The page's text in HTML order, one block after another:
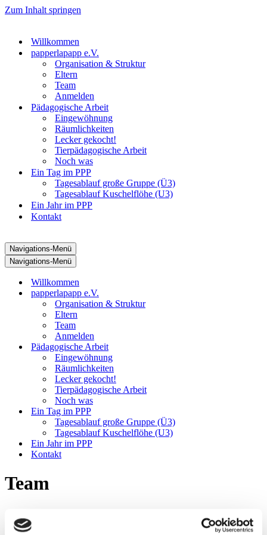
Zum Inhalt springen
Willkommen
papperlapapp e.V.
Organisation & Struktur
Eltern
Team
Anmelden
Pädagogische Arbeit
Eingewöhnung
Räumlichkeiten
Lecker gekocht!
Tierpädagogische Arbeit
Noch was
Ein Tag im PPP
Tagesablauf große Gruppe (Ü3)
Tagesablauf Kuschelflöhe (U3)
Ein Jahr im PPP
Kontakt
Navigations-Menü
Navigations-Menü
Willkommen
papperlapapp e.V.
Organisation & Struktur
Eltern
Team
Anmelden
Pädagogische Arbeit
Eingewöhnung
Räumlichkeiten
Lecker gekocht!
Tierpädagogische Arbeit
Noch was
Ein Tag im PPP
Tagesablauf große Gruppe (Ü3)
Tagesablauf Kuschelflöhe (U3)
Ein Jahr im PPP
Kontakt
Team
Die Grundhaltung unserer pädagogischen Mitarbeiter:innen im